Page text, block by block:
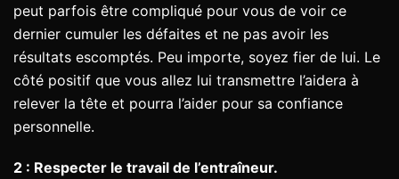
peut parfois être compliqué pour vous de voir ce
dernier cumuler les défaites et ne pas avoir les
résultats escomptés. Peu importe, soyez fier de lui. Le
côté positif que vous allez lui transmettre l’aidera à
relever la tête et pourra l’aider pour sa confiance
personnelle.
2 : Respecter le travail de l’entraîneur.